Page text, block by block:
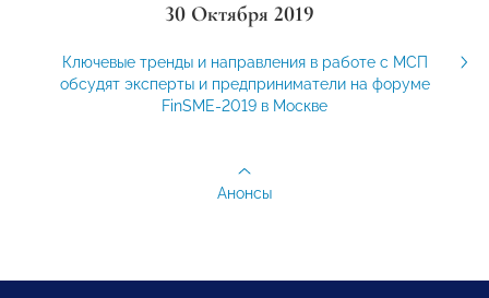
30 Октября 2019
Ключевые тренды и направления в работе с МСП
обсудят эксперты и предприниматели на форуме
FinSME-2019 в Москве
Анонсы